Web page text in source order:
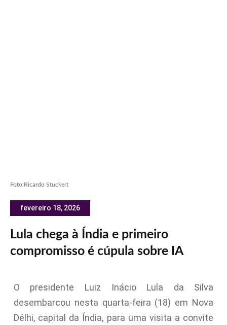
Foto:Ricardo Stuckert
fevereiro 18, 2026
Lula chega à Índia e primeiro
compromisso é cúpula sobre IA
O presidente Luiz Inácio Lula da Silva
desembarcou nesta quarta-feira (18) em Nova
Délhi, capital da Índia, para uma visita a convite